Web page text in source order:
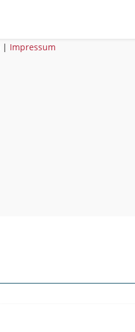
| Impressum